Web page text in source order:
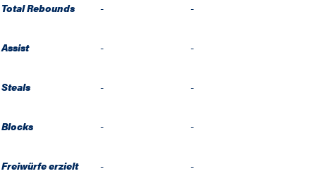
Total Rebounds - -
Assist - -
Steals - -
Blocks - -
Freiwürfe erzielt - -